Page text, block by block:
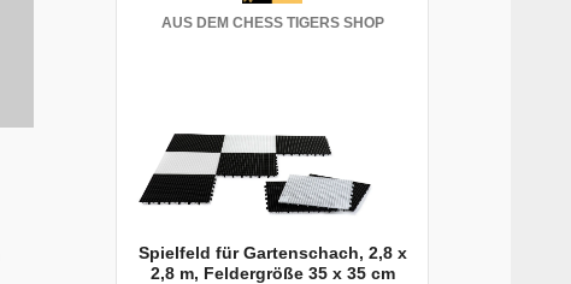
AUS DEM CHESS TIGERS SHOP
Spielfeld für Gartenschach, 2,8 x
2,8 m, Feldergröße 35 x 35 cm